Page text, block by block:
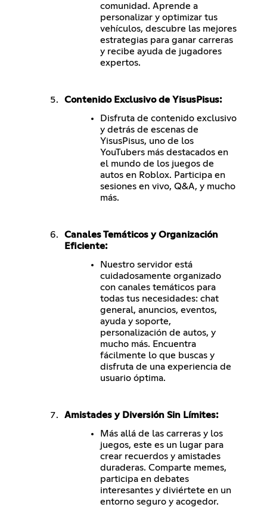
comunidad. Aprende a
personalizar y optimizar tus
vehículos, descubre las mejores
estrategias para ganar carreras
y recibe ayuda de jugadores
expertos.
Contenido Exclusivo de YisusPisus:
Disfruta de contenido exclusivo
y detrás de escenas de
YisusPisus, uno de los
YouTubers más destacados en
el mundo de los juegos de
autos en Roblox. Participa en
sesiones en vivo, Q&A, y mucho
más.
Canales Temáticos y Organización
Eficiente:
Nuestro servidor está
cuidadosamente organizado
con canales temáticos para
todas tus necesidades: chat
general, anuncios, eventos,
ayuda y soporte,
personalización de autos, y
mucho más. Encuentra
fácilmente lo que buscas y
disfruta de una experiencia de
usuario óptima.
Amistades y Diversión Sin Límites:
Más allá de las carreras y los
juegos, este es un lugar para
crear recuerdos y amistades
duraderas. Comparte memes,
participa en debates
interesantes y diviértete en un
entorno seguro y acogedor.